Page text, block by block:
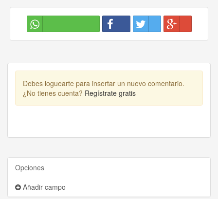
Debes loguearte para insertar un nuevo comentario.
¿No tienes cuenta? Regístrate gratis
Opciones
Añadir campo